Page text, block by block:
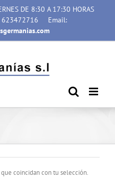
DE 8:30 A 17:30 HORAS
623472716
Email:
coincidan con tu selección.